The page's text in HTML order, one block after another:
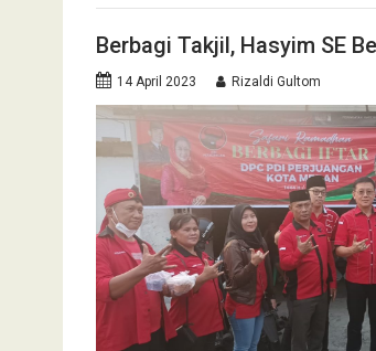
Berbagi Takjil, Hasyim SE
14 April 2023 Rizaldi Gultom